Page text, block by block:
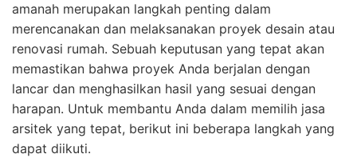
amanah merupakan langkah penting dalam
merencanakan dan melaksanakan proyek desain atau
renovasi rumah. Sebuah keputusan yang tepat akan
memastikan bahwa proyek Anda berjalan dengan
lancar dan menghasilkan hasil yang sesuai dengan
harapan. Untuk membantu Anda dalam memilih jasa
arsitek yang tepat, berikut ini beberapa langkah yang
dapat diikuti.